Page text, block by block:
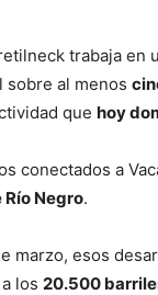
trabaja en
sobre al menos
que hoy
conectados a
Negro.
marzo, esos
los 20.500